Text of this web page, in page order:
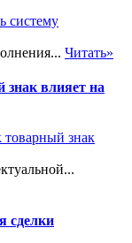
Читать»
влияет на
сделки